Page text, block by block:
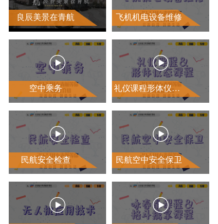
良辰美景在青航 飞机机电设备维修
空中乘务

礼仪课程形体仪态课程

民航安全检查

民航空中安全保卫

 